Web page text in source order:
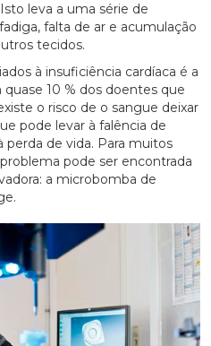
leva a uma série de
falta de ar e acumulação
tecidos.
à insuficiência cardíaca é a
10 % dos doentes que
o risco de o sangue deixar
pode levar à falência de
perda de vida. Para muitos
pode ser encontrada
a microbomba de